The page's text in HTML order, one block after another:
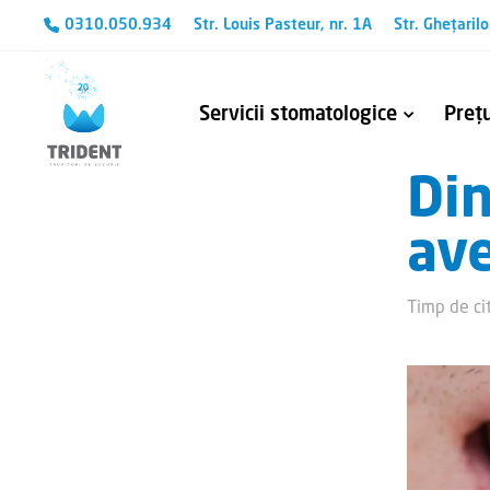
0310.050.934 Str. Louis Pasteur, nr. 1A Str.
Servicii stomatologice
Timp de